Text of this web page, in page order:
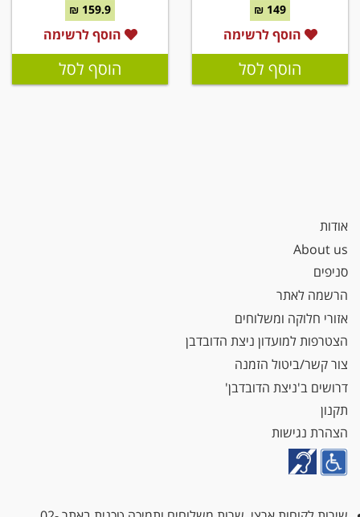
149 ₪
הוסף לרשימה
הוסף לסל
159.9 ₪
הוסף לרשימה
הוסף לסל
אודות
About us
סניפים
הרשמה לאתר
אזורי חלוקה ומשלוחים
הצטרפות למועדון ניצת הדובדבן
צור קשר/ביטול הזמנה
דרושים ב'ניצת הדובדבן'
תקנון
הצהרת נגישות